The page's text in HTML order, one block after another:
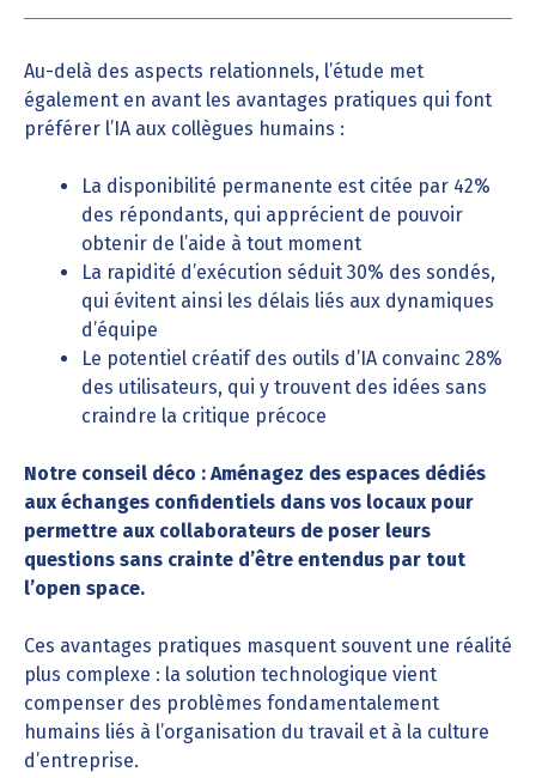
Au-delà des aspects relationnels, l’étude met
également en avant les avantages pratiques qui font
préférer l’IA aux collègues humains :
La disponibilité permanente est citée par 42%
des répondants, qui apprécient de pouvoir
obtenir de l’aide à tout moment
La rapidité d’exécution séduit 30% des sondés,
qui évitent ainsi les délais liés aux dynamiques
d’équipe
Le potentiel créatif des outils d’IA convainc 28%
des utilisateurs, qui y trouvent des idées sans
craindre la critique précoce
Notre conseil déco : Aménagez des espaces dédiés
aux échanges confidentiels dans vos locaux pour
permettre aux collaborateurs de poser leurs
questions sans crainte d’être entendus par tout
l’open space.
Ces avantages pratiques masquent souvent une réalité
plus complexe : la solution technologique vient
compenser des problèmes fondamentalement
humains liés à l’organisation du travail et à la culture
d’entreprise.